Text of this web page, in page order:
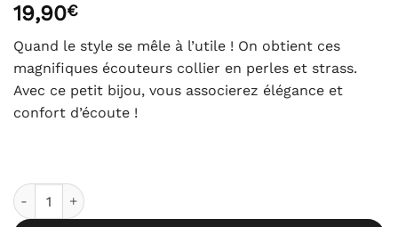
sur 5 basé
sur
notations
client
19,90€
Quand le style se mêle à l’utile ! On obtient ces
magnifiques écouteurs collier en perles et strass.
Avec ce petit bijou, vous associerez élégance et
confort d’écoute !
quantité de Écouteurs Collier